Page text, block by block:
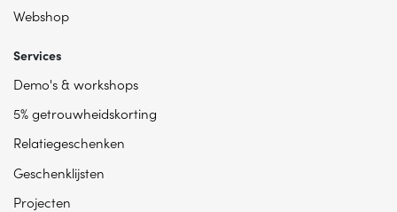
Webshop
Services
Demo's & workshops
5% getrouwheidskorting
Relatiegeschenken
Geschenklijsten
Projecten